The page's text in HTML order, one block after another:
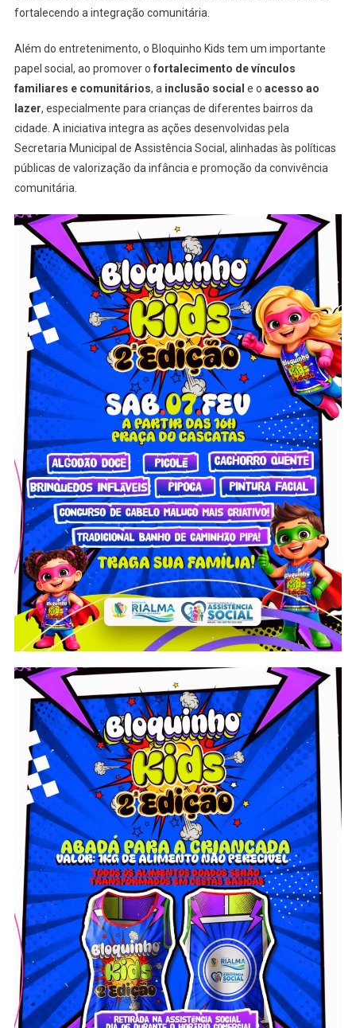
fortalecendo a integração comunitária.
Além do entretenimento, o Bloquinho Kids tem um importante
papel social, ao promover o fortalecimento de vínculos
familiares e comunitários, a inclusão social e o acesso ao
lazer, especialmente para crianças de diferentes bairros da
cidade. A iniciativa integra as ações desenvolvidas pela
Secretaria Municipal de Assistência Social, alinhadas às políticas
públicas de valorização da infância e promoção da convivência
comunitária.